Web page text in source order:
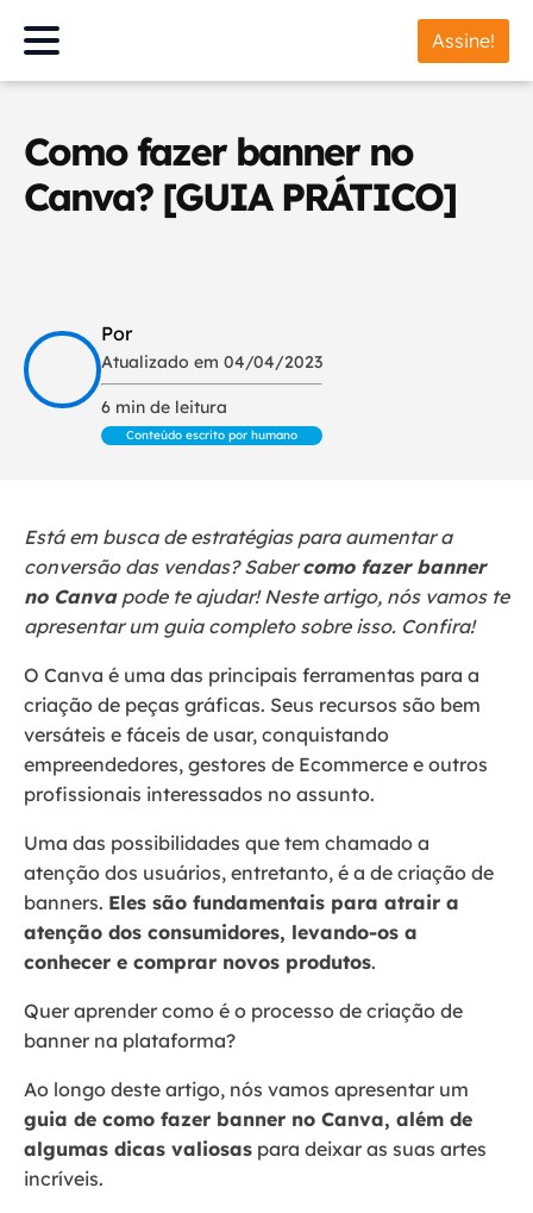
Assine!
Como fazer banner no
Canva? [GUIA PRÁTICO]
Por
Atualizado em 04/04/2023
6 min de leitura
Conteúdo escrito por humano
Está em busca de estratégias para aumentar a
conversão das vendas? Sabercomo fazer banner
no Canvapode te ajudar! Neste artigo, nós vamos te
apresentar um guia completo sobre isso. Confira!
O Canva é uma das principais ferramentas para a
criação de peças gráficas. Seus recursos são bem
versáteis e fáceis de usar, conquistando
empreendedores, gestores de Ecommerce e outros
profissionais interessados no assunto.
Uma das possibilidades que tem chamado a
atenção dos usuários, entretanto, é a de criação de
banners. Eles são fundamentais para atrair a
atenção dos consumidores, levando-os a
conhecer e comprar novos produtos.
Quer aprender como é o processo de criação de
banner na plataforma?
Ao longo deste artigo, nós vamos apresentar um
guia de como fazer banner no Canva, além de
algumas dicas valiosas para deixar as suas artes
incríveis.